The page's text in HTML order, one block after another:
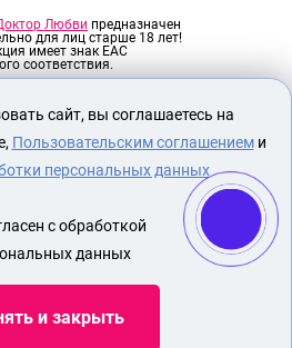
Любви предназначен
для лиц старше 18 лет!
имеет знак EAC
соответствия.
МАГАЗИНЕ
И ДОСТАВКА
ИГРУШКИ
СТИМУЛЯЦИИ ПЕНИСА
сайт, вы соглашаетесь на
Пользовательским соглашениеми
персональных данных
с обработкой
данных
и закрыть